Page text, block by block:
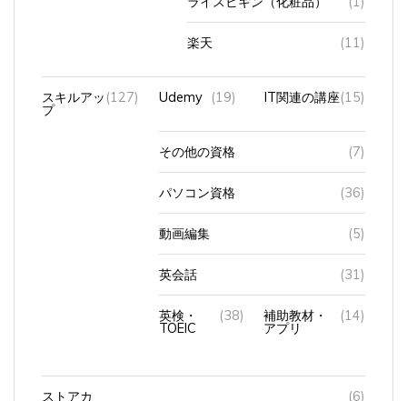
楽天 (11)
スキルアッ
プ
(127) Udemy (19) IT関連の講座 (15)
その他の資格 (7)
パソコン資格 (36)
動画編集 (5)
英会話 (31)
英検・
TOEIC
(38) 補助教材・
アプリ
(14)
(6)